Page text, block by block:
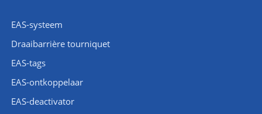
EAS-systeem
Draaibarrière tourniquet
EAS-tags
EAS-ontkoppelaar
EAS-deactivator